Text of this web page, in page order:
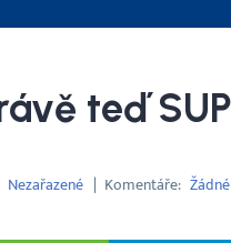
teď
Nezařazené Komentáře Žádné